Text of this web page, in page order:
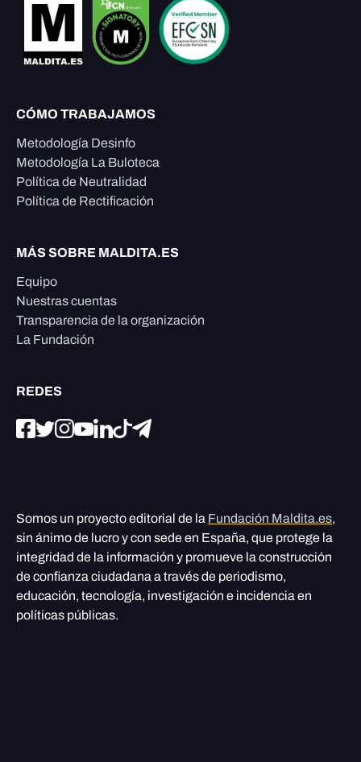
CÓMO TRABAJAMOS
Metodología Desinfo
Metodología La Buloteca
Política de Neutralidad
Política de Rectificación
MÁS SOBRE MALDITA.ES
Equipo
Nuestras cuentas
Transparencia de la organización
La Fundación
REDES
Somos un proyecto editorial de la Fundación Maldita.es,
sin ánimo de lucro y con sede en España, que protege la
integridad de la información y promueve la construcción
de confianza ciudadana a través de periodismo,
educación, tecnología, investigación e incidencia en
políticas públicas.